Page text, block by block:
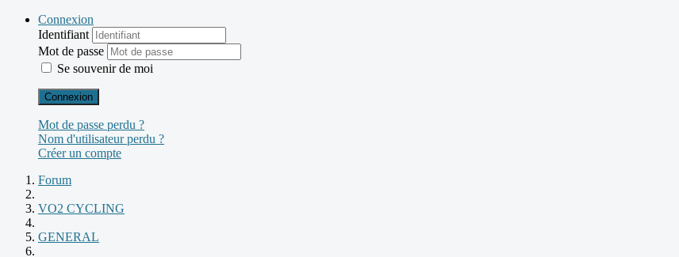
Connexion
Identifiant
Mot de passe
Se souvenir de moi
Connexion
Mot de passe perdu ?
Nom d'utilisateur perdu ?
Créer un compte
Forum
VO2 CYCLING
GENERAL